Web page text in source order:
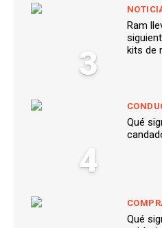
3
Ram
kits de
4
Qué
Qué